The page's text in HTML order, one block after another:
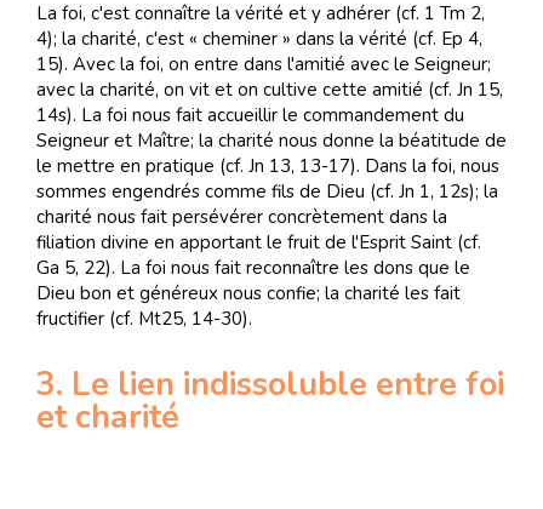
La foi, c'est connaître la vérité et y adhérer (cf. 1 Tm 2,
4); la charité, c'est « cheminer » dans la vérité (cf. Ep 4,
15). Avec la foi, on entre dans l'amitié avec le Seigneur;
avec la charité, on vit et on cultive cette amitié (cf. Jn 15,
14s). La foi nous fait accueillir le commandement du
Seigneur et Maître; la charité nous donne la béatitude de
le mettre en pratique (cf. Jn 13, 13-17). Dans la foi, nous
sommes engendrés comme fils de Dieu (cf. Jn 1, 12s); la
charité nous fait persévérer concrètement dans la
filiation divine en apportant le fruit de l'Esprit Saint (cf.
Ga 5, 22). La foi nous fait reconnaître les dons que le
Dieu bon et généreux nous confie; la charité les fait
fructifier (cf. Mt25, 14-30).
3. Le lien indissoluble entre foi
et charité